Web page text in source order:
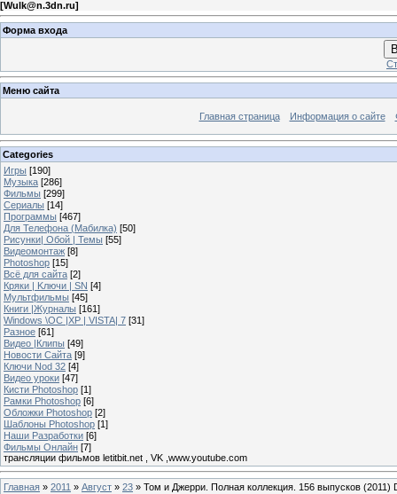
[Wulk@n.3dn.ru]
Форма входа
Меню сайта
Главная страница Информация о сайте
Categories
Игры [190]
Музыка [286]
Фильмы [299]
Сериалы [14]
Программы [467]
Для Телефона (Мабилка) [50]
Рисунки| Обой | Темы [55]
Видеомонтаж [8]
Photoshop [15]
Всё для сайта [2]
Кряки | Kлючи | SN [4]
Мультфильмы [45]
Книги |Журналы [161]
Windows \OC |XP | VISTA| 7 [31]
Разное [61]
Видео |Клипы [49]
Новости Сайта [9]
Ключи Nod 32 [4]
Видео уроки [47]
Кисти Photoshop [1]
Рамки Photoshop [6]
Обложки Photoshop [2]
Шаблоны Photoshop [1]
Наши Разработки [6]
Фильмы Онлайн [7]
трансляции фильмов letitbit.net , VK ,www.youtube.com
Главная » 2011 » Август » 23 » Том и Джерри. Полная коллекция. 156 выпусков (2011)